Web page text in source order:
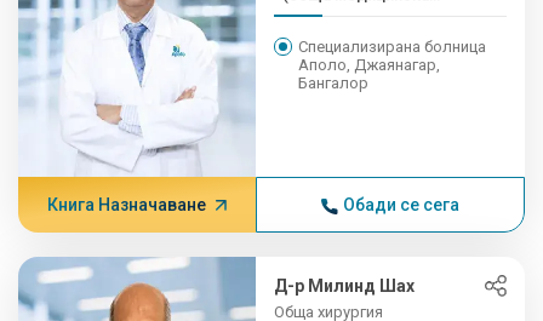
сестра...
Специализирана болница
Аполо, Джаянагар,
Бангалор
Книга Назначаване Обади се сега
Д-р Милинд Шах
Обща хирургия